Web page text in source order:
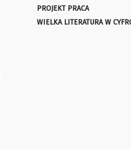
PROJEKT PRACA
WIELKA LITERATURA W